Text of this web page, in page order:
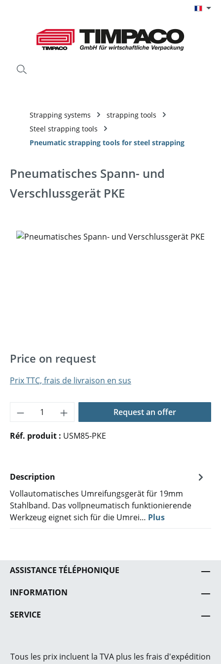
Strapping systems
strapping tools
Steel strapping tools
Pneumatic strapping tools for steel strapping
Pneumatisches Spann- und
Verschlussgerät PKE
Ignorer la galerie d'images
Price on request
Prix TTC, frais de livraison en sus
Quantité de produit : Entrez la
Request an offer
Réf. produit : USM85-PKE
Description
Vollautomatisches Umreifungsgerät für 19mm
Stahlband. Das vollpneumatisch funktionierende
Werkzeug eignet sich für die Umrei… Plus
ASSISTANCE TÉLÉPHONIQUE
INFORMATION
SERVICE
Tous les prix incluent la TVA plus les frais d'expédition